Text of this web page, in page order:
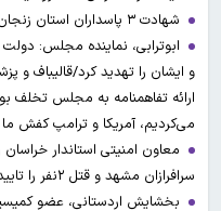
شهادت ۳ ‌پاسداران استان زنجان در حمله موشکی آمریکا
و ایشان را تهدید کرد/قالیباف و
ارائه تفاهمنامه به مجلس تخلف
می‌کردیم، آمریکا و ترامپ کفش
معاون امنیتی استاندار
سرافرازان مشهد و قتل ۲نفر را تایید کرد
بخشایش اردستانی، عضو